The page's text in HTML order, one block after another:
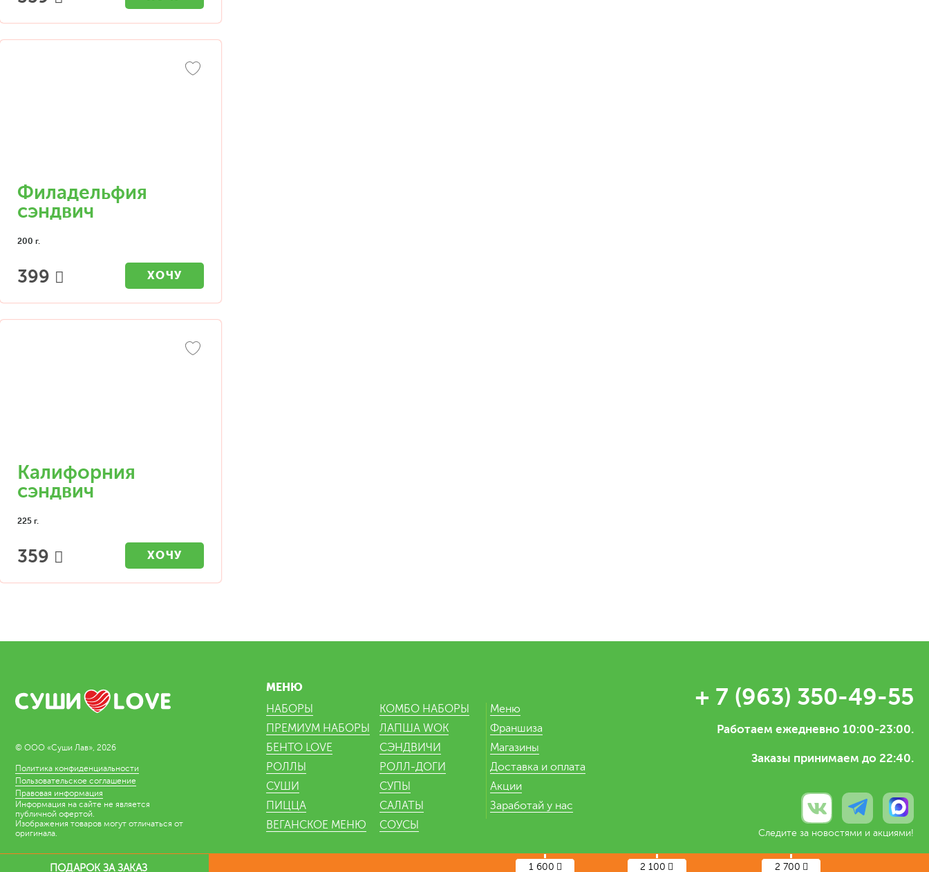
Филадельфия
сэндвич
200 г.
399 ХОЧУ
Калифорния
сэндвич
225 г.
359 ХОЧУ
© ООО «Суши Лав», 2026
Политика конфиденциальности
Пользовательское соглашение
Правовая информация
Информация на сайте не является
публичной офертой.
Изображения товаров могут отличаться от
оригинала.
МЕНЮ
НАБОРЫ
ПРЕМИУМ НАБОРЫ
БЕНТО LOVE
РОЛЛЫ
СУШИ
ПИЦЦА
ВЕГАНСКОЕ МЕНЮ
КОМБО НАБОРЫ
ЛАПША WOK
СЭНДВИЧИ
РОЛЛ-ДОГИ
СУПЫ
САЛАТЫ
СОУСЫ
Меню
Франшиза
Магазины
Доставка и оплата
Акции
Заработай у нас
+ 7 (963) 350-49-55
Работаем ежедневно 10:00-23:00.
Заказы принимаем до 22:40.
Следите за новостями и акциями!
ПОДАРОК ЗА ЗАКАЗ 1 600 2 100 2 700